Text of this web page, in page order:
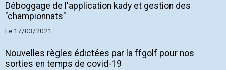
Déboggage de l'application kady et gestion des
"championnats"
Le 17/03/2021
Nouvelles règles édictées par la ffgolf pour nos
sorties en temps de covid-19